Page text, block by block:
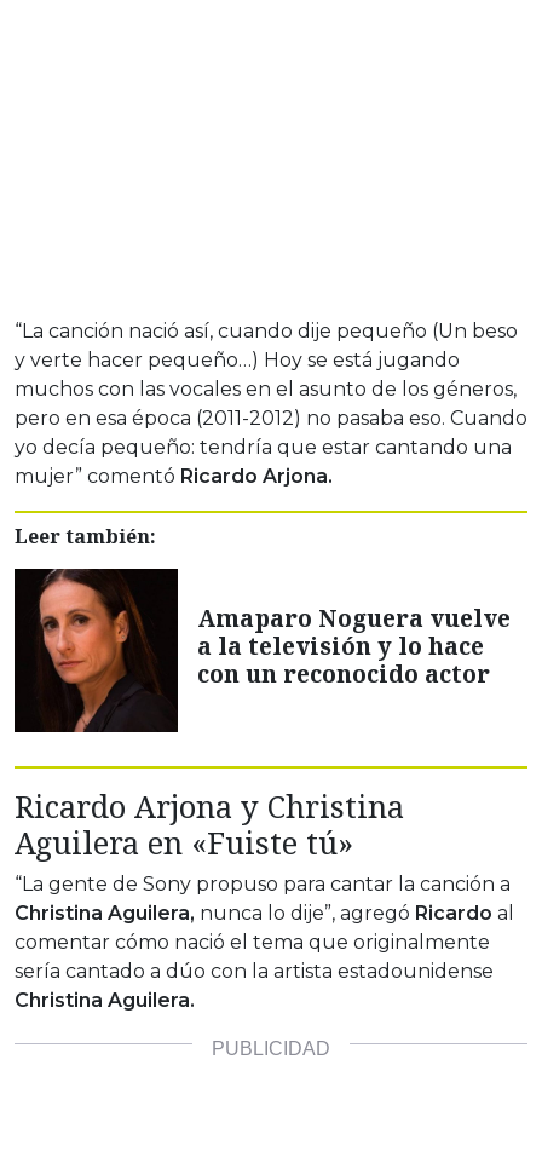
“La canción nació así, cuando dije pequeño (Un beso
y verte hacer pequeño…) Hoy se está jugando
muchos con las vocales en el asunto de los géneros,
pero en esa época (2011-2012) no pasaba eso. Cuando
yo decía pequeño: tendría que estar cantando una
mujer” comentó Ricardo Arjona.
Leer también:
Amaparo Noguera vuelve
a la televisión y lo hace
con un reconocido actor
Ricardo Arjona y Christina
Aguilera en «Fuiste tú»
“La gente de Sony propuso para cantar la canción a
Christina Aguilera, nunca lo dije”, agregó Ricardo al
comentar cómo nació el tema que originalmente
sería cantado a dúo con la artista estadounidense
Christina Aguilera.